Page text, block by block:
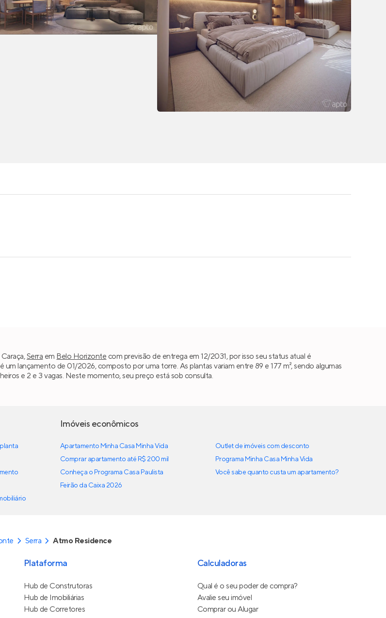
Serra em Belo Horizonte com previsão de entrega em 12/2031, por isso seu status atual é
é um lançamento de 01/2026, composto por uma torre. As plantas variam entre 89 e 177 m², sendo algumas
e 2 e 3 vagas. Neste momento, seu preço está sob consulta.
Imóveis econômicos
Apartamento Minha Casa Minha Vida
Comprar apartamento até R$ 200 mil
Conheça o Programa Casa Paulista
Feirão da Caixa 2026
Outlet de imóveis com desconto
Programa Minha Casa Minha Vida
Você sabe quanto custa um apartamento?
Serra Atmo Residence
Plataforma
Hub de Construtoras
Hub de Imobiliárias
Hub de Corretores
Calculadoras
Qual é o seu poder de compra?
Avalie seu imóvel
Comprar ou Alugar